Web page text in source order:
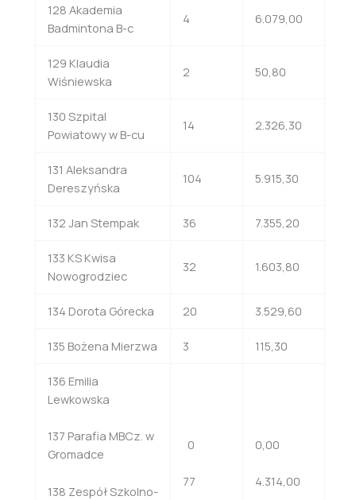
128 Akademia
Badmintona B-c
4 6.079,00
129 Klaudia
Wiśniewska
2 50,80
130 Szpital
Powiatowy w B-cu
14 2.326,30
131 Aleksandra
Dereszyńska
104 5.915,30
132 Jan Stempak 36 7.355,20
133 KS Kwisa
Nowogrodziec
32 1.603,80
134 Dorota Górecka 20 3.529,60
135 Bożena Mierzwa 3 115,30
136 Emilia
Lewkowska
137 Parafia MBCz. w
Gromadce
138 Zespół Szkolno-
0
77
0,00
4.314,00